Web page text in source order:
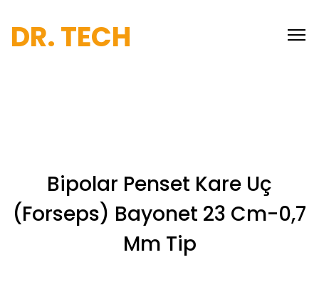
DR. TECH
Bipolar Penset Kare Uç
(Forseps) Bayonet 23 Cm-0,7
Mm Tip